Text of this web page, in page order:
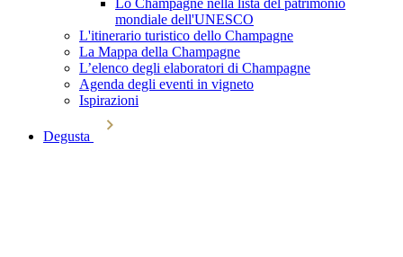
Lo Champagne nella lista del patrimonio
mondiale dell'UNESCO
L'itinerario turistico dello Champagne
La Mappa della Champagne
L’elenco degli elaboratori di Champagne
Agenda degli eventi in vigneto
Ispirazioni
Degusta